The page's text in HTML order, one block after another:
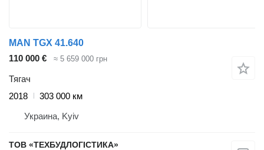
MAN TGX 41.640
110 000 €
≈ 5 659 000 грн
Тягач
2018
303 000 км
Украина, Kyiv
ТОВ «ТЕХБУДЛОГІСТИКА»